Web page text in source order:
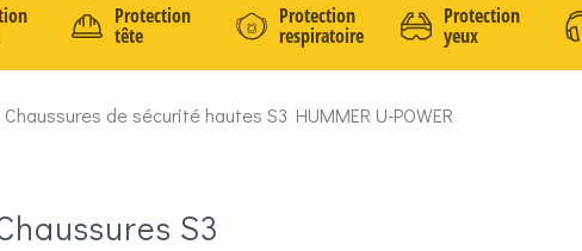
Protection
tête
Protection
respiratoire
Protection
yeux
de sécurité hautes S3 HUMMER U-POWER
S3